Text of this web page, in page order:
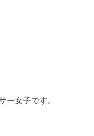
ー女子です。